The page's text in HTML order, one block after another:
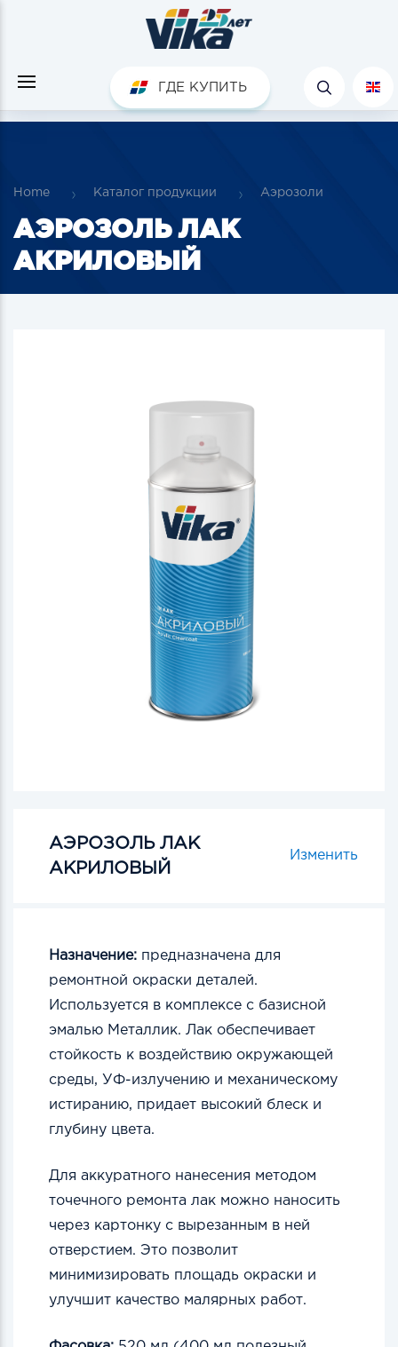
ГДЕ КУПИТЬ
Home Каталог продукции Аэрозоли
АЭРОЗОЛЬ ЛАК
АКРИЛОВЫЙ
АЭРОЗОЛЬ ЛАК
АКРИЛОВЫЙ
Изменить
Назначение: предназначена для
ремонтной окраски деталей.
Используется в комплексе с базисной
эмалью Металлик. Лак обеспечивает
стойкость к воздействию окружающей
среды, УФ-излучению и механическому
истиранию, придает высокий блеск и
глубину цвета.
Для аккуратного нанесения методом
точечного ремонта лак можно наносить
через картонку с вырезанным в ней
отверстием. Это позволит
минимизировать площадь окраски и
улучшит качество малярных работ.